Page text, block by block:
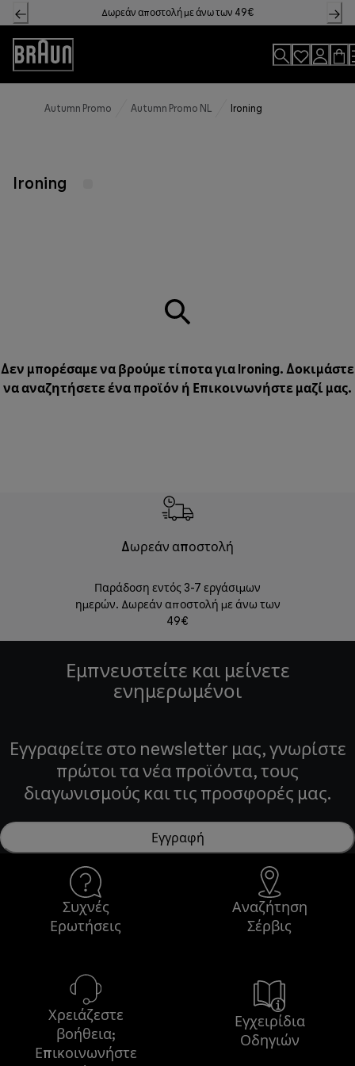
Skip
to
Content
Δωρεάν αποστολή με άνω των 49€
Accessibility
Statement
Autumn Promo Autumn Promo NL Ironing
Ironing
Δεν μπορέσαμε να βρούμε τίποτα για Ironing. Δοκιμάστε
να αναζητήσετε ένα προϊόν ή Επικοινωνήστε μαζί μας.
Δωρεάν αποστολή
Παράδοση εντός 3-7 εργάσιμων
ημερών. Δωρεάν αποστολή με άνω των
49€
Εμπνευστείτε και μείνετε
ενημερωμένοι
Εγγραφείτε στο newsletter μας, γνωρίστε
πρώτοι τα νέα προϊόντα, τους
διαγωνισμούς και τις προσφορές μας.
Εγγραφή
Συχνές
Ερωτήσεις
Αναζήτηση
Σέρβις
Χρειάζεστε
βοήθεια;
Επικοινωνήστε
Εγχειρίδια
Οδηγιών